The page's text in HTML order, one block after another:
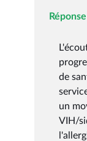
de
un
VIH/